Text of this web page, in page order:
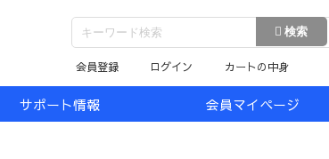
会員登録 ログイン カートの中身
サポート情報 会員マイページ